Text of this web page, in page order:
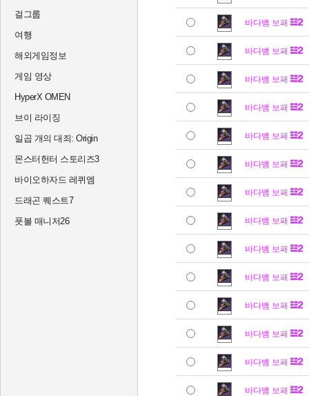
걸그룹
여행
해외게임정보
게임 영상
HyperX OMEN
브이 라이징
일곱 개의 대죄: Origin
몬스터헌터 스토리즈3
바이오하자드 레퀴엠
드래곤 퀘스트7
풋볼 매니저26
바다뱀 보패
바다뱀 보패
바다뱀 보패
바다뱀 보패
바다뱀 보패
바다뱀 보패
바다뱀 보패
바다뱀 보패
바다뱀 보패
바다뱀 보패
바다뱀 보패
바다뱀 보패
바다뱀 보패
바다뱀 보패